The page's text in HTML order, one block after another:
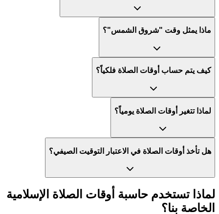
ماذا يمثل وقت "شروق الشمس"؟
كيف يتم حساب أوقات الصلاة فلكياً؟
لماذا تتغير أوقات الصلاة يومياً؟
هل تأخذ أوقات الصلاة في الاعتبار التوقيت الصيفي؟
لماذا تستخدم حاسبة أوقات الصلاة الإسلامية
الخاصة بنا؟